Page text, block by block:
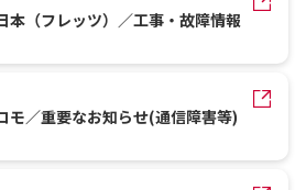
本（フレッツ）／工事・故障情報
モ／重要なお知らせ(通信障害等)